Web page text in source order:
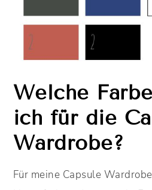
Welche
ich für die
Wardrobe?
Für meine Capsule